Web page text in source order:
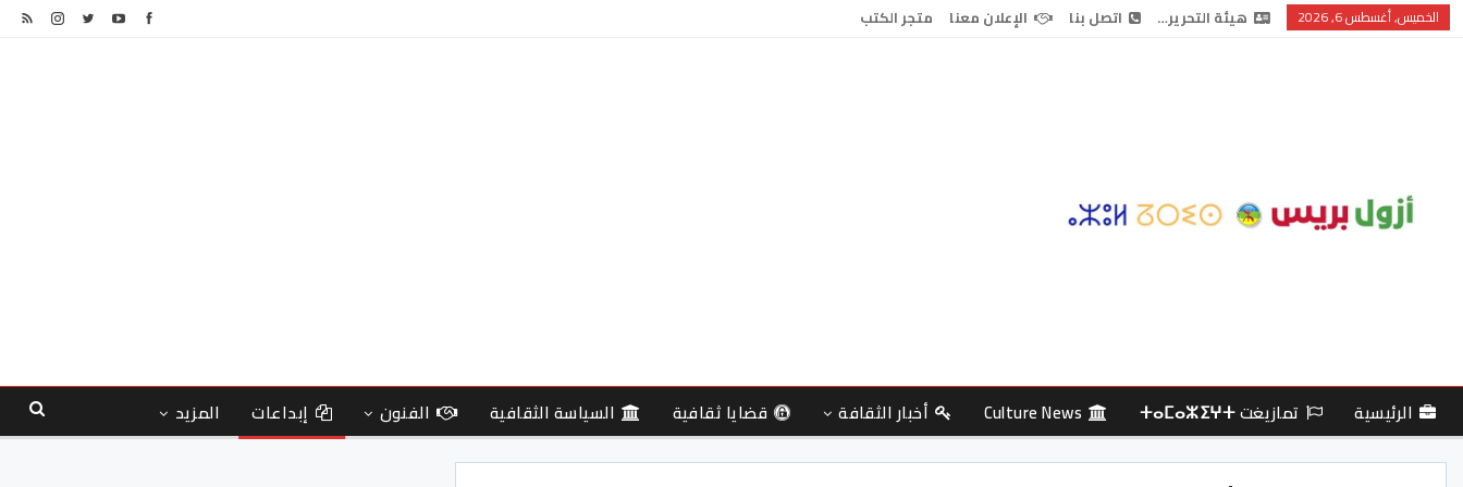
الخميس, أغسطس 6, 2026 هيئة التحرير… اتصل بنا الإعلان معنا متجر الكتب
الرئيسية تمازيغت ⵜⴰⵎⴰⵣⵉⵖⵜ Culture News أخبار الثقافة قضايا ثقافية السياسة الثقافية الفنون إبداعات المزيد